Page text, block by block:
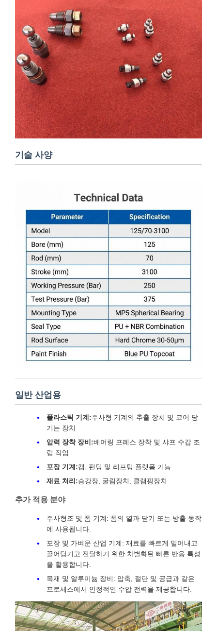
기술 사양
일반 산업용
플라스틱 기계:주사형 기계의 추출 장치 및 코어 당
기는 장치
압력 장착 장비:베어링 프레스 장착 및 샤프 수갑 조
립 작업
포장 기계:캡, 펀딩 및 리프팅 플랫폼 기능
재료 처리:승강장, 굴림장치, 클램핑장치
추가 적용 분야
주사형조 및 폼 기계: 폼의 열과 닫기 또는 방출 동작
에 사용됩니다.
포장 및 가벼운 산업 기계: 재료를 빠르게 밀어내고
끌어당기고 전달하기 위한 차별화된 빠른 반응 특성
을 활용합니다.
목재 및 알루미늄 장비: 압축, 절단 및 공급과 같은
프로세스에서 안정적인 수압 전력을 제공합니다.